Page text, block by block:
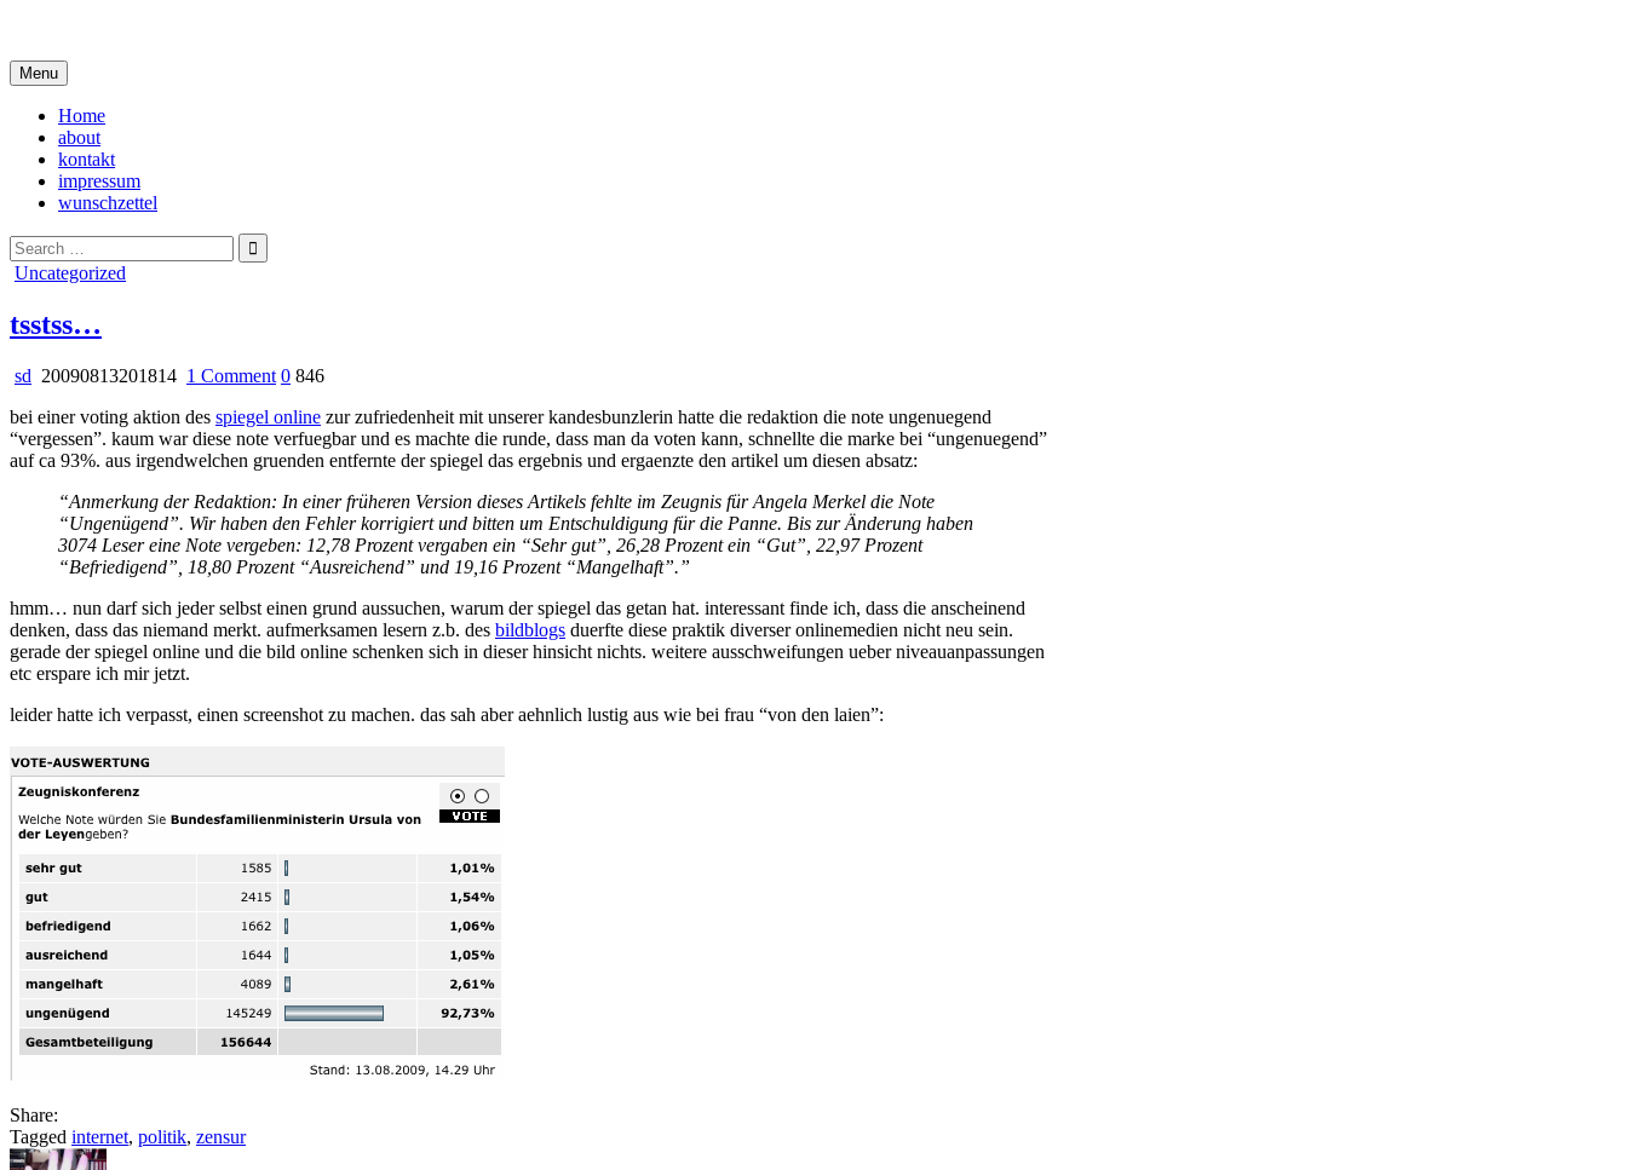
content
Menu
Home
about
kontakt
impressum
wunschzettel
Search
for:
Posted
Uncategorized
tsstss…
sd 20090813201814 1 Commenton
0 846
bei einer voting aktion des spiegel online zur zufriedenheit mit unserer kandesbunzlerin hatte die redaktion die note ungenuegend
“vergessen”. kaum war diese note verfuegbar und es machte die runde, dass man da voten kann, schnellte die marke bei “ungenuegend”
auf ca 93%. aus irgendwelchen gruenden entfernte der spiegel das ergebnis und ergaenzte den artikel um diesen absatz:
“Anmerkung der Redaktion: In einer früheren Version dieses Artikels fehlte im Zeugnis für Angela Merkel die Note
“Ungenügend”. Wir haben den Fehler korrigiert und bitten um Entschuldigung für die Panne. Bis zur Änderung haben
3074 Leser eine Note vergeben: 12,78 Prozent vergaben ein “Sehr gut”, 26,28 Prozent ein “Gut”, 22,97 Prozent
“Befriedigend”, 18,80 Prozent “Ausreichend” und 19,16 Prozent “Mangelhaft”.”
hmm… nun darf sich jeder selbst einen grund aussuchen, warum der spiegel das getan hat. interessant finde ich, dass die anscheinend
denken, dass das niemand merkt. aufmerksamen lesern z.b. des bildblogs duerfte diese praktik diverser onlinemedien nicht neu sein.
gerade der spiegel online und die bild online schenken sich in dieser hinsicht nichts. weitere ausschweifungen ueber niveauanpassungen
etc erspare ich mir jetzt.
leider hatte ich verpasst, einen screenshot zu machen. das sah aber aehnlich lustig aus wie bei frau “von den laien”:
Share:
Tagged internet, politik, zensur